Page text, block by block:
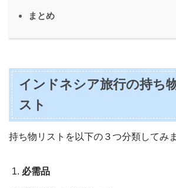
まとめ
インドネシア旅行の持ち
スト
持ち物リストを以下の３つ分類してみ
必需品